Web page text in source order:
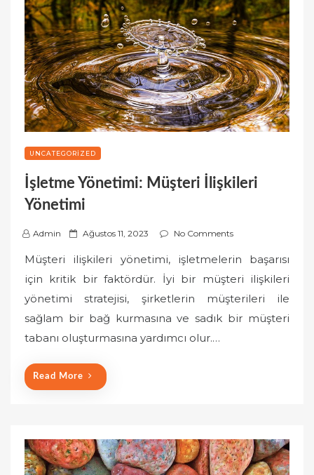
UNCATEGORIZED
İşletme Yönetimi: Müşteri İlişkileri
Yönetimi
Admin
P
s
d
Ağustos 11, 2023 No Comments
Müşteri ilişkileri yönetimi, işletmelerin başarısı
için kritik bir faktördür. İyi bir müşteri ilişkileri
yönetimi stratejisi, şirketlerin müşterileri ile
sağlam bir bağ kurmasına ve sadık bir müşteri
tabanı oluşturmasına yardımcı olur.…
Read More